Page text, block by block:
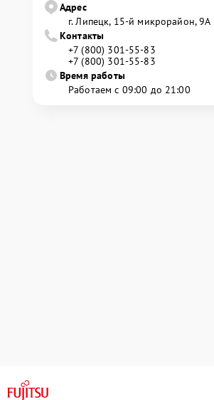
Адрес
г. Липецк, 15-й микрорайон, 9А
Контакты
+7 (800) 301-55-83
+7 (800) 301-55-83
Время работы
Работаем с 09:00 до 21:00